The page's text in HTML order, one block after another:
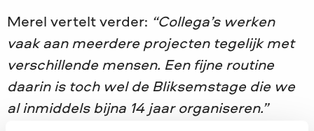
Merel vertelt verder: “Collega’s werken
vaak aan meerdere projecten tegelijk met
verschillende mensen. Een fijne routine
daarin is toch wel de Bliksemstage die we
al inmiddels bijna 14 jaar organiseren.”